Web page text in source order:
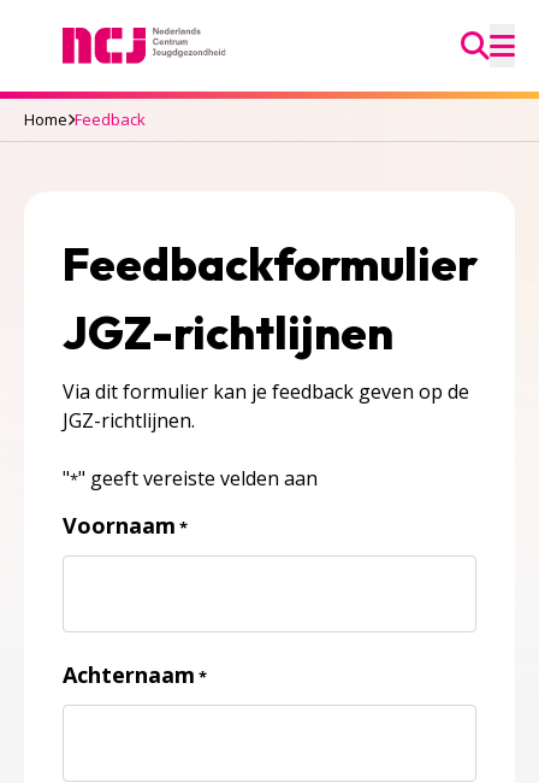
Ga
Home Feedback
Feedbackformulier
JGZ-richtlijnen
Via dit formulier kan je feedback geven op de
JGZ-richtlijnen.
"*" geeft vereiste velden aan
Voornaam *
Achternaam *